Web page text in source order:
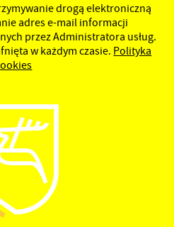
drogą elektroniczną
adres e-mail informacji
przez Administratora usług.
w każdym czasie. Polityka